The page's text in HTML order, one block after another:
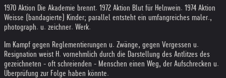
1970 Aktion Die Akademie brennt. 1972 Aktion Blut für Helnwein. 1974 Aktion
Weisse (bandagierte) Kinder; parallel entsteht ein umfangreiches maler.,
photograph. u. zeichner. Werk.
Im Kampf gegen Reglementierungen u. Zwänge, gegen Vergessen u.
Resignation weist H. vornehmlich durch die Darstellung des Antlitzes des
gezeichneten - oft schreienden - Menschen einen Weg, der Aufschrecken u.
Überprüfung zur Folge haben könnte.